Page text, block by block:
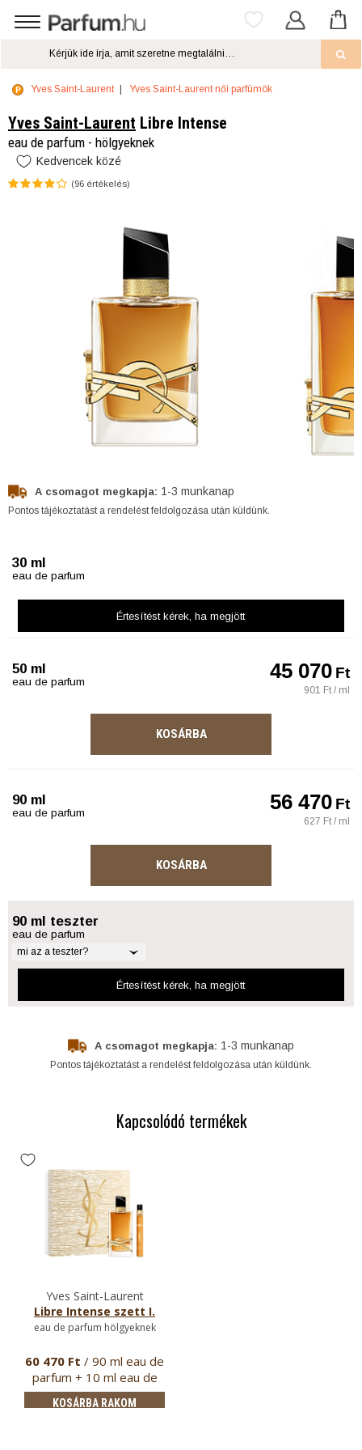
Yves Saint-Laurent Yves Saint-Laurent női parfümök
Yves Saint-Laurent Libre Intense
eau de parfum - hölgyeknek
Kedvencek közé
(96 értékelés)
A csomagot megkapja: 1-3 munkanap
Pontos tájékoztatást a rendelést feldolgozása után küldünk.
30 ml
eau de parfum
Értesítést kérek , ha megjött
50 ml
eau de parfum 45 070Ft
901 Ft / ml
KOSÁRBA
90 ml
eau de parfum 56 470Ft
627 Ft / ml
KOSÁRBA
90 ml teszter
eau de parfum
mi az a teszter?
Értesítést kérek , ha megjött
A csomagot megkapja: 1-3 munkanap
Pontos tájékoztatást a rendelést feldolgozása után küldünk.
Kapcsolódó termékek
Yves Saint-Laurent
Libre Intense szett I.
eau de parfum hölgyeknek
60 470 Ft / 90 ml eau de
parfum + 10 ml eau de
parfum
KOSÁRBA RAKOM